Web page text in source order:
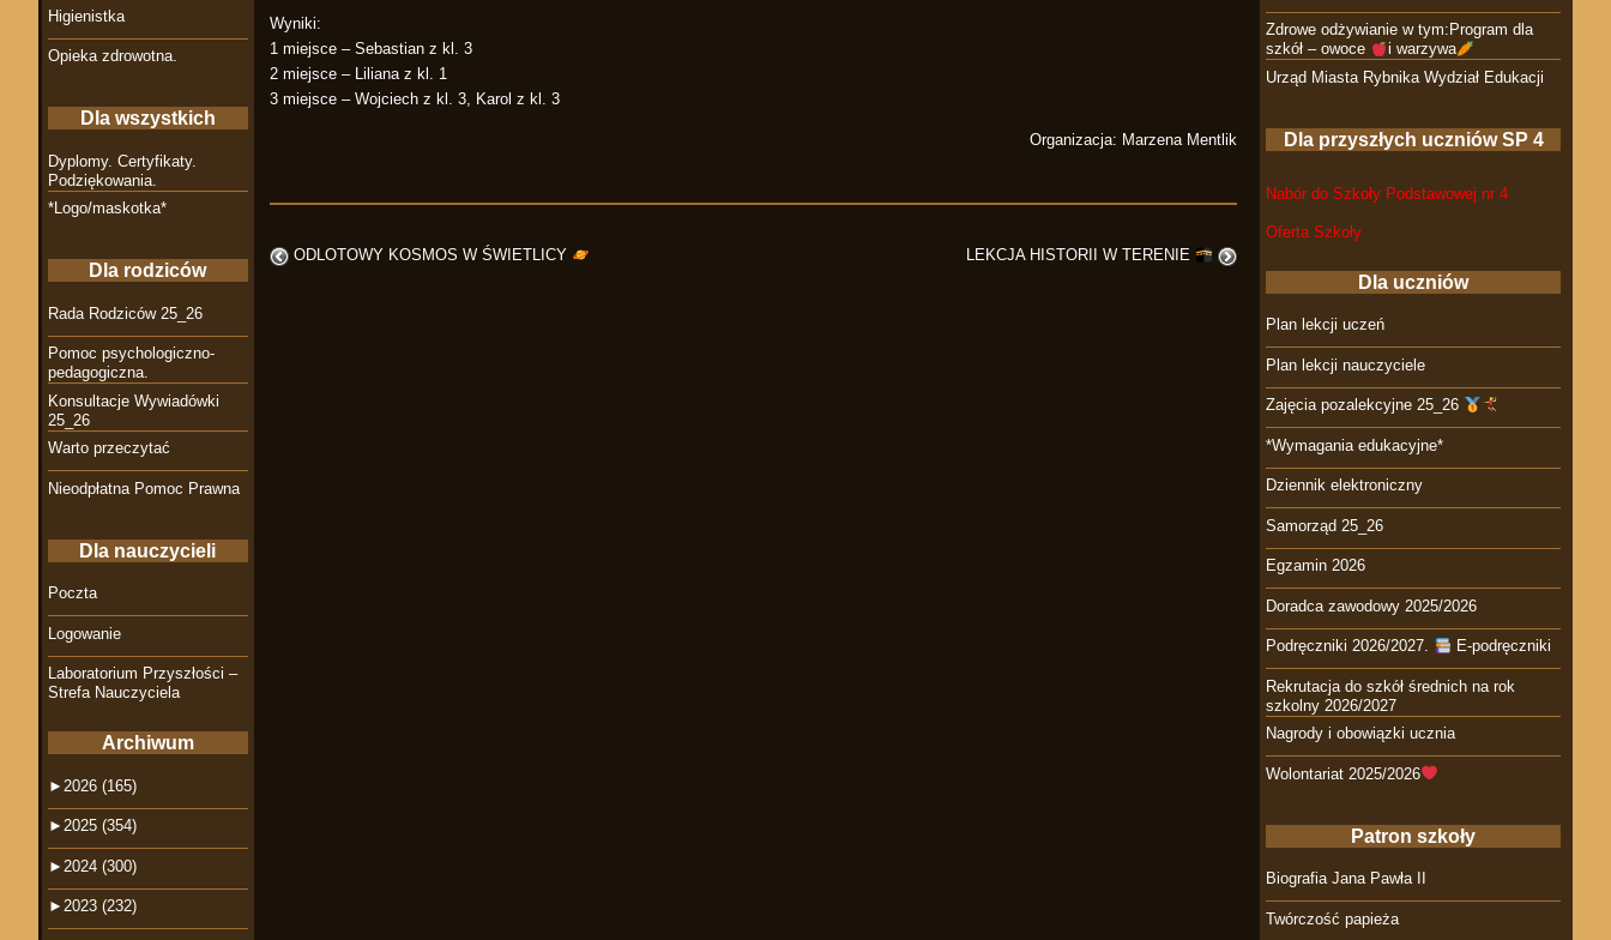
Wyniki:
1 miejsce – Sebastian z kl. 3
2 miejsce – Liliana z kl. 1
3 miejsce – Wojciech z kl. 3, Karol z kl. 3
Organizacja: Marzena Mentlik
ODLOTOWY KOSMOS W ŚWIETLICY LEKCJA HISTORII W TERENIE
Zdrowe odżywianie w tym:Program dla
szkół – owoce
i warzywa
Urząd Miasta Rybnika Wydział Edukacji
Dla przyszłych uczniów SP 4
Nabór do Szkoły Podstawowej nr 4
Oferta Szkoły
Dla uczniów
Plan lekcji uczeń
Plan lekcji nauczyciele
Zajęcia pozalekcyjne 25_26
*Wymagania edukacyjne*
Dziennik elektroniczny
Samorząd 25_26
Egzamin 2026
Doradca zawodowy 2025/2026
Podręczniki 2026/2027. E-podręczniki
Rekrutacja do szkół średnich na rok
szkolny 2026/2027
Nagrody i obowiązki ucznia
Wolontariat 2025/2026
Patron szkoły
Biografia Jana Pawła II
Twórczość papieża
Higienistka
Opieka zdrowotna.
Dla wszystkich
Dyplomy. Certyfikaty.
Podziękowania.
*Logo/maskotka*
Dla rodziców
Rada Rodziców 25_26
Pomoc psychologiczno-
pedagogiczna.
Konsultacje Wywiadówki
25_26
Warto przeczytać
Nieodpłatna Pomoc Prawna
Dla nauczycieli
Poczta
Logowanie
Laboratorium Przyszłości –
Strefa Nauczyciela
Archiwum
► 2026 (165)
► 2025 (354)
► 2024 (300)
► 2023 (232)